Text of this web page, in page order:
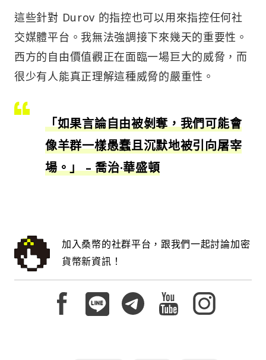
這些針對 Durov 的指控也可以用來指控任何社
交媒體平台。我無法強調接下來幾天的重要性。
西方的自由價值觀正在面臨一場巨大的威脅，而
很少有人能真正理解這種威脅的嚴重性。
「如果言論自由被剝奪，我們可能會
像羊群一樣愚蠢且沉默地被引向屠宰
場。」 – 喬治·華盛頓
加入桑幣的社群平台，跟我們一起討論加密
貨幣新資訊！